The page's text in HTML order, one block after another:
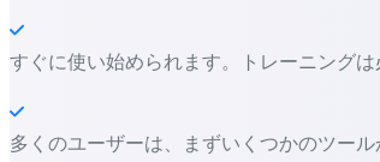
すぐに使い始められます。トレーニングは
多くのユーザーは、まずいくつかのツー